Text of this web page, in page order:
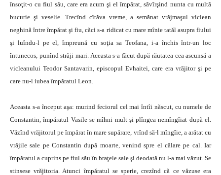
însoţit-o cu fiul său, care era acum şi el împărat, săvîrşind nunta cu multă
bucurie şi veselie. Trecînd cîtăva vreme, a semănat vrăjmaşul viclean
neghină între împărat şi fiu, căci s-a ridicat cu mare mînie tatăl asupra fiului
şi luîndu-l pe el, împreună cu soţia sa Teofana, i-a închis într-un loc
întunecos, punînd străji mari. Aceasta s-a făcut după răutatea cea ascunsă a
vicleanului Teodor Santavarin, episcopul Evhaitei, care era vrăjitor şi pe
care nu-l iubea împăratul Leon.
Aceasta s-a început aşa: murind feciorul cel mai întîi născut, cu numele de
Constantin, împăratul Vasile se mîhni mult şi plîngea nemîngîiat după el.
Văzînd vrăjitorul pe împărat în mare supărare, vrînd să-l mîngîie, a arătat cu
vrăjile sale pe Constantin după moarte, venind spre el călare pe cal. Iar
împăratul a cuprins pe fiul său în braţele sale şi deodată nu l-a mai văzut. Se
stinsese vrăjitoria. Atunci împăratul se sperie, crezînd că ce văzuse era